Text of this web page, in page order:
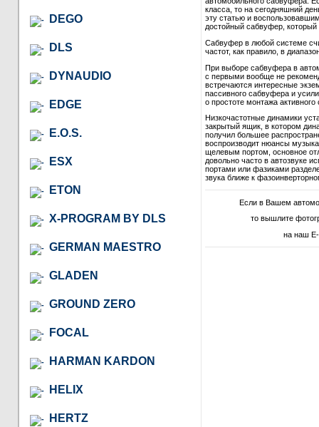
DEGO
DLS
DYNAUDIO
EDGE
E.O.S.
ESX
ETON
X-PROGRAM BY DLS
GERMAN MAESTRO
GLADEN
GROUND ZERO
FOCAL
HARMAN KARDON
HELIX
HERTZ
класса, то на сегодняшний
эту статью и
достойный сабвуфер, который
Сабвуфер в любой системе
частот, как правило, в
При выборе сабвуфера в
с первыми вообще не
встречаются интересные
пассивного сабвуфера и
о простоте монтажа
Низкочастотные динамики
закрытый ящик, в котором
получил большее
воспроизводит нюансы
щелевым портом, основное
довольно часто в автозвуке
портами или фазиками
звука ближе к
Если в Вашем
то вышлите
на наш